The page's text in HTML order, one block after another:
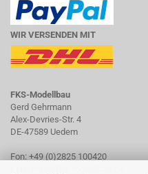
WIR VERSENDEN MIT
FKS-Modellbau
Gerd Gehrmann
Alex-Devries-Str. 4
DE-47589 Uedem
Fon: +49 (0)2825 100420